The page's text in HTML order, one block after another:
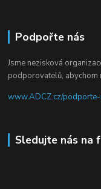
Podpořte nás
Jsme nezisková
podporovatelů, abychom
www.ADCZ.cz/
Sledujte nás na